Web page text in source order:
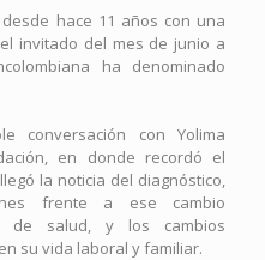
hace 11 años con una
invitado del mes de junio a
ha denominado
conversación con Yolima
en donde recordó el
la noticia del diagnóstico,
frente a ese cambio
de salud, y los cambios
su vida laboral y familiar.